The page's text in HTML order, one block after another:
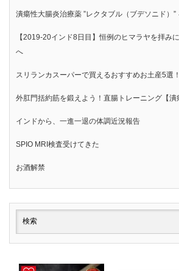
潰瘍性大腸炎治療薬 ”レクタブル（ブデソニド）”
【2019-20インド8日目】恒例のヒマラヤを拝み
へ
スリランカスーパーで買えるおすすめお土産5選！
外肛門括約筋を鍛えよう！直腸トレーニング【潰
インドから、一進一退の体調近況報告
SPIO MRI検査受けてきた
お酒解禁